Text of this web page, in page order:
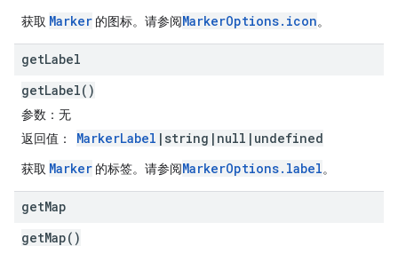
获取 Marker 的图标。请参阅MarkerOptions.icon。
getLabel
getLabel()
参数 ：无
返回值 ： MarkerLabel |string|null|undefined
获取 Marker 的标签。请参阅MarkerOptions.label。
getMap
getMap()